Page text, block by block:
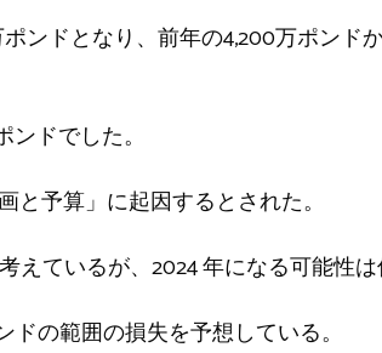
ンドとなり、前年の4,200万ポンド
ドでした。
予算」に起因するとされた。
ているが、2024 年になる可能性は
の範囲の損失を予想している。